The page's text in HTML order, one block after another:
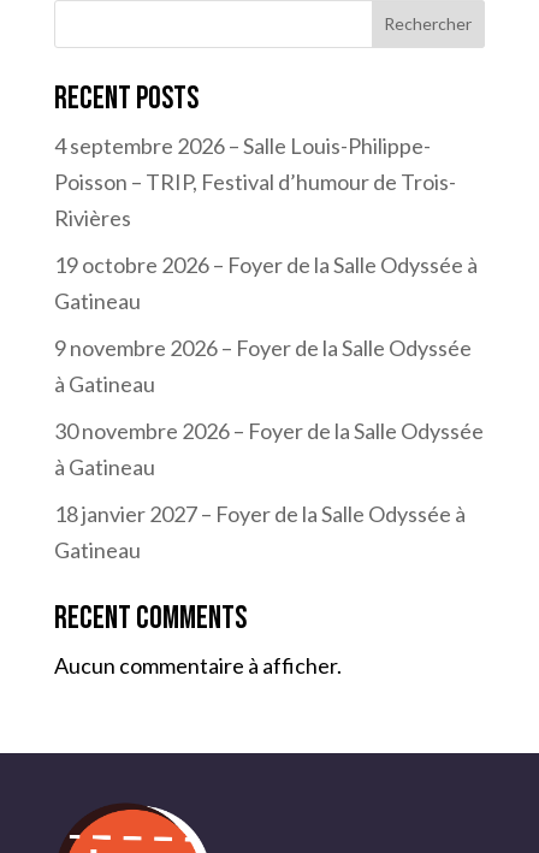
Rechercher
Recent Posts
4 septembre 2026 – Salle Louis-Philippe-
Poisson – TRIP, Festival d’humour de Trois-
Rivières
19 octobre 2026 – Foyer de la Salle Odyssée à
Gatineau
9 novembre 2026 – Foyer de la Salle Odyssée
à Gatineau
30 novembre 2026 – Foyer de la Salle Odyssée
à Gatineau
18 janvier 2027 – Foyer de la Salle Odyssée à
Gatineau
Recent Comments
Aucun commentaire à afficher.